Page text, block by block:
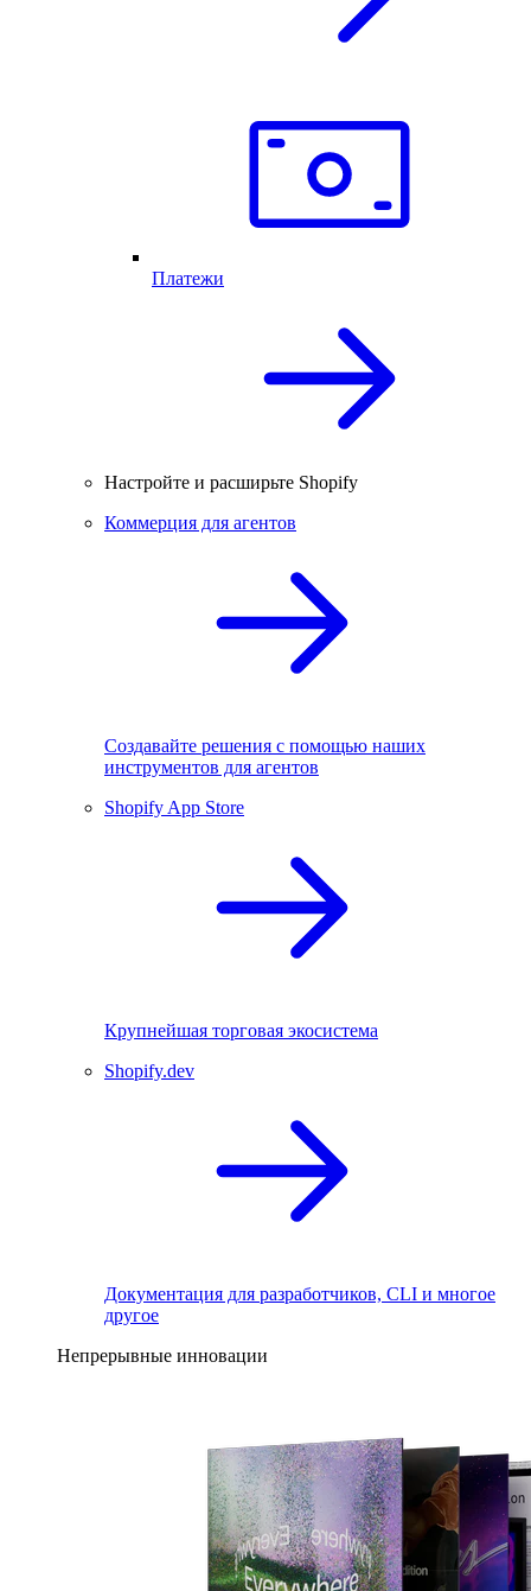
Платежи
Настройте и расширьте Shopify
Коммерция для агентов
Создавайте решения с помощью наших
инструментов для агентов
Shopify App Store
Крупнейшая торговая экосистема
Shopify.dev
Документация для разработчиков, CLI и многое
другое
Непрерывные инновации